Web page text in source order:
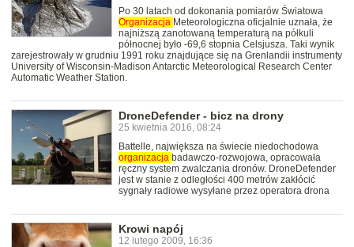
Po 30 latach od dokonania pomiarów Światowa
Organizacja Meteorologiczna oficjalnie uznała, że
najniższą zanotowaną temperaturą na półkuli
północnej było -69,6 stopnia Celsjusza. Taki wynik
zarejestrowały w grudniu 1991 roku znajdujące się na Grenlandii instrumenty
University of Wisconsin-Madison Antarctic Meteorological Research Center
Automatic Weather Station.
DroneDefender - bicz na drony
25 kwietnia 2016, 08:24
Battelle, największa na świecie niedochodowa
organizacja badawczo-rozwojowa, opracowała
ręczny system zwalczania dronów. DroneDefender
jest w stanie z odległości 400 metrów zakłócić
sygnały radiowe wysyłane przez operatora drona
Krowi napój
12 lutego 2009, 16:36